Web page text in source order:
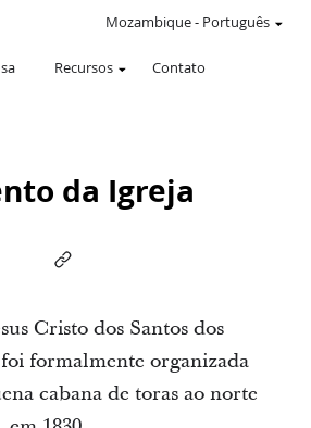
Recursos Contato
Mozambique- Português
da Igreja
Cristo dos Santos dos
formalmente organizada
cabana de toras ao norte